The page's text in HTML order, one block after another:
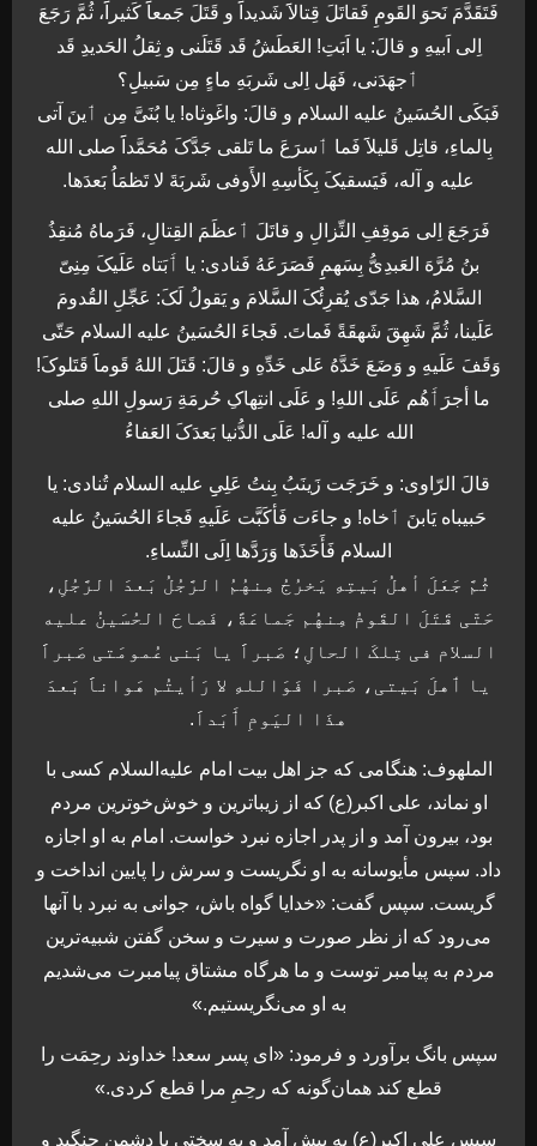
فَتَقَدَّمَ نَحوَ القَومِ فَقاتَلَ قِتالاََ شَدیداََ و قَتَلَ جَمعاََ کَثیراََ، ثُمَّ رَجَعَ
اِلی اَبیهِ و قالَ: یا اَبَتِ! العَطَشُ قَد قَتَلَنی و ثِقلُ الحَدیدِ قَد
ٲجهَدَنی، فَهَل اِلی شَربَهِ ماءِِ مِن سَبیلِِ؟
فَبَکَی الحُسَینُ علیه السلام و قالَ: واغَوثاه! یا بُنَیَّ مِن ٲینَ آتی
بِالماءِ، قاتِل قَلیلاََ فَما ٲسرَعَ ما تَلقی جَدَّکَ مُحَمَّداََ صلی الله
علیه و آله، فَیَسقیکَ بِکَأسِهِ الأَوفی شَربَةَ لا تَظمَاُ بَعدَها.
فَرَجَعَ اِلی مَوقِفِ النِّزالِ و قاتَلَ ٲعظَمَ القِتالِ، فَرَماهُ مُنقِذُ
بنُ مُرَّهَ العَبدِیُّ بِسَهمِِ فَصَرَعَهُ فَنادی: یا ٲَبَتاه عَلَیکَ مِنِیّ
السَّلامُ، هذا جَدّی یُقرِئُکَ السَّلامَ و یَقولُ لَکَ: عَجِّلِ القُدومَ
عَلَینا، ثُمَّ شَهِقَ شَهقَةً فَماتَ. فَجاءَ الحُسَینُ علیه السلام حَتّی
وَقَفَ عَلَیهِ و وَضَعَ خَدَّهُ عَلی خَدِّهِ و قالَ: قَتَلَ اللهُ قَوماََ قَتَلوکَ!
ما أجرَٲَهُم عَلَی اللهِ! و عَلَی انتِهاکِ حُرمَةِ رَسولِ اللهِ صلی
الله علیه و آله! عَلَی الدُّنیا بَعدَکَ العَفاءُ
قالَ الرّاوی: و خَرَجَت زَینَبُ بِنتُ عَلِیِِ علیه السلام تُنادی: یا
حَبیباه یَابنَ ٲخاه! و جاءَت فَأکَبَّت عَلَیهِ فَجاءَ الحُسَینُ علیه
السلام فَأَخَذَها وَرَدَّها اِلَی النِّساءِ‌.
ثُمَّ جَعَلَ أهلُ بَیتِهِ یَخرُجُ مِنهُمُ الرَّجُلُ بَعدَ الرَّجُلِ،
حَتّی قَتَلَ القَومُ مِنهُم جَماعَةً، فَصاحَ الحُسَینُ علیه
السلام فی تِلکَ الحالِ؛ صَبراََ یا بَنی عُمومَتی صَبراََ
یا ٲهلَ بَیتی، صَبرا فَوَاللهِ لا رَأیتُم هَواناََ بَعدَ
هذَا الیَومِ ٲَبَداََ.
الملهوف: هنگامی که جز اهل بیت امام علیه‌السلام کسی با
او نماند، علی اکبر(ع) که از زیباترین و خوش‌خوترین مردم
بود، بیرون آمد و از پدر اجازه نبرد خواست. امام به او اجازه
داد. سپس مأیوسانه به او نگریست و سرش را پایین انداخت و
گریست. سپس گفت: «خدایا گواه باش، جوانی به نبرد با آنها
می‌رود که از نظر صورت و سیرت و سخن گفتن شبیه‌ترین
مردم به پیامبر توست و ما هرگاه مشتاق پیامبرت می‌شدیم
به او می‌نگریستیم.»
سپس بانگ برآورد و فرمود: «ای پسر سعد! خداوند رحِمَت را
قطع کند همان‌گونه که رحِمِ مرا قطع کردی.»
سپس علی اکبر(ع) به پیش آمد و به سختی با دشمن جنگید و